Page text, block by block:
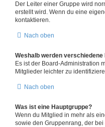
Der Leiter einer Gruppe wird
erstellt wird. Wenn du eine
kontaktieren.
Nach oben
Weshalb werden
Es ist der Board-Administration
Mitglieder leichter zu
Nach oben
Was ist eine Hauptgruppe?
Wenn du Mitglied in mehr als
sowie den Gruppenrang, der